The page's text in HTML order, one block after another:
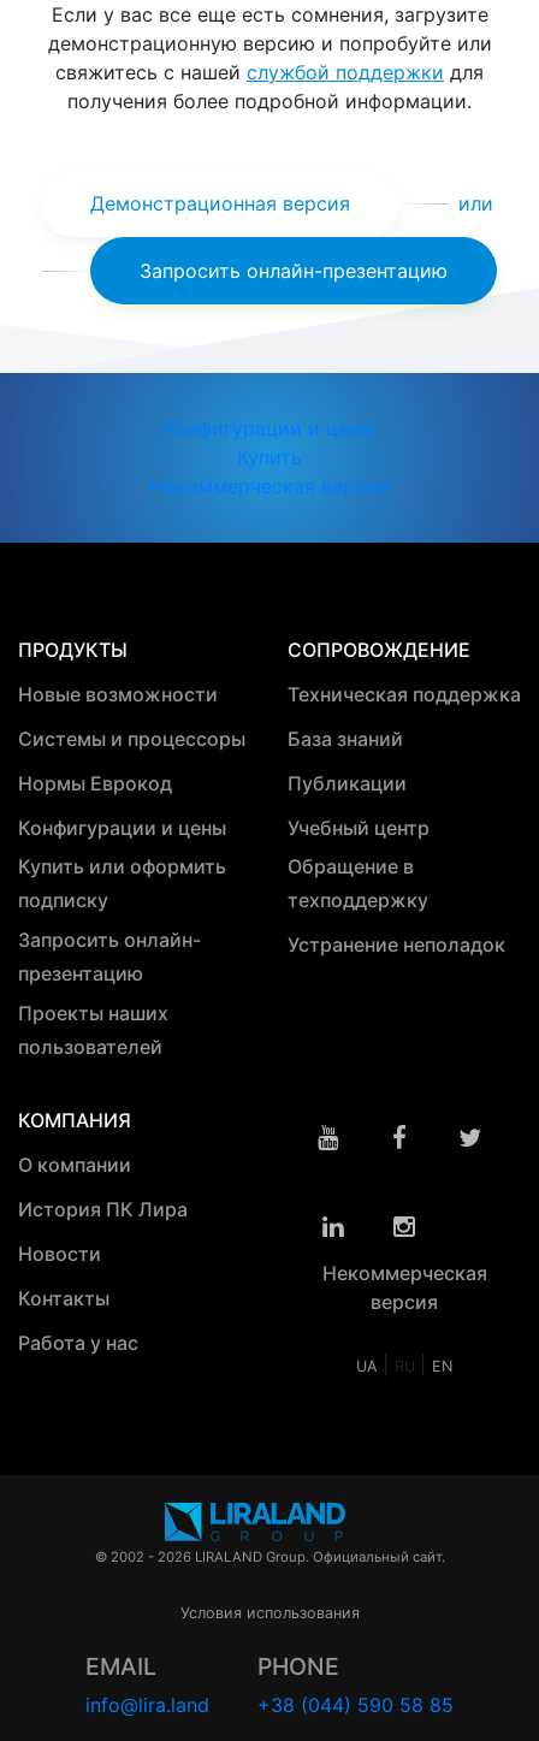
Если у вас все еще есть сомнения, загрузите
демонстрационную версию и попробуйте или
свяжитесь с нашей службой поддержки для
получения более подробной информации.
Демонстрационная версия или
Запросить онлайн-презентацию
Конфигурации и цены
Купить
Некоммерческая версия
ПРОДУКТЫ
Новые возможности
Системы и процессоры
Нормы Еврокод
Конфигурации и цены
Купить или оформить
подписку
Запросить онлайн-
презентацию
Проекты наших
пользователей
СОПРОВОЖДЕНИЕ
Техническая поддержка
База знаний
Публикации
Учебный центр
Обращение в
техподдержку
Устранение неполадок
КОМПАНИЯ
О компании
История ПК Лира
Новости
Контакты
Работа у нас
Некоммерческая
версия
UA RU EN
© 2002 - 2026 LIRALAND Group. Официальный сайт.
Условия использования
EMAIL
info@lira.land
PHONE
+38 (044) 590 58 85